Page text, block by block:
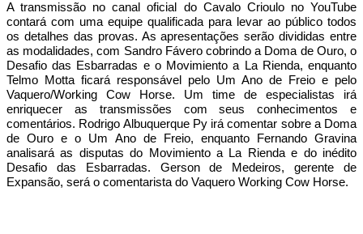
A transmissão no canal oficial do Cavalo Crioulo no YouTube
contará com uma equipe qualificada para levar ao público todos
os detalhes das provas. As apresentações serão divididas entre
as modalidades, com Sandro Fávero cobrindo a Doma de Ouro, o
Desafio das Esbarradas e o Movimiento a La Rienda, enquanto
Telmo Motta ficará responsável pelo Um Ano de Freio e pelo
Vaquero/Working Cow Horse. Um time de especialistas irá
enriquecer as transmissões com seus conhecimentos e
comentários. Rodrigo Albuquerque Py irá comentar sobre a Doma
de Ouro e o Um Ano de Freio, enquanto Fernando Gravina
analisará as disputas do Movimiento a La Rienda e do inédito
Desafio das Esbarradas. Gerson de Medeiros, gerente de
Expansão, será o comentarista do Vaquero Working Cow Horse.